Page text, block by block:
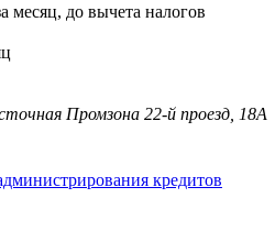
месяц, до вычета налогов
Промзона 22-й проезд, 18А
кредитов